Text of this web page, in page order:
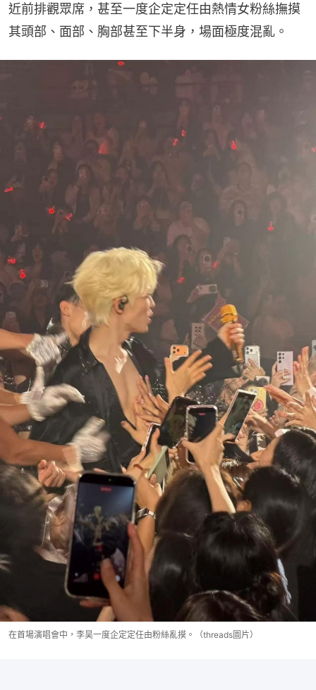
近前排觀眾席，甚至一度企定定任由熱情女粉絲撫摸
其頭部、面部、胸部甚至下半身，場面極度混亂。
在首場演唱會中，李昊一度企定定任由粉絲亂摸。（threads圖片）